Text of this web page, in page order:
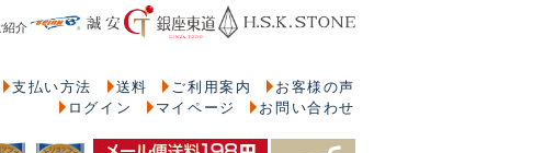
紹介
支払い方法 送料 ご利用案内
お客様の声
ログイン
マイページ お問い合わせ